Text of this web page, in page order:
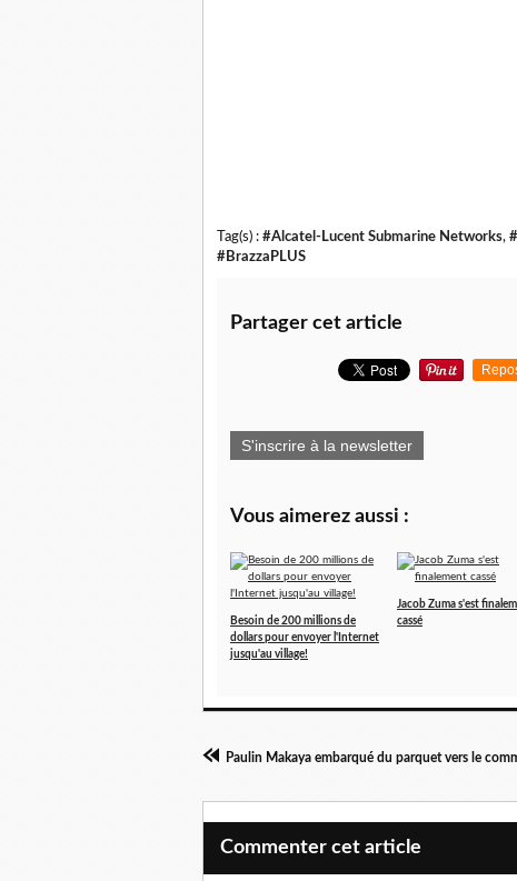
Tag(s) : #Alcatel-Lucent Submarine Networks,
#BrazzaPLUS
Partager cet article
S'inscrire à la newsletter
Vous aimerez aussi :
Besoin de 200 millions de
dollars pour envoyer l'Internet
jusqu'au village!
Jacob Zuma s'est
cassé
Commenter cet article